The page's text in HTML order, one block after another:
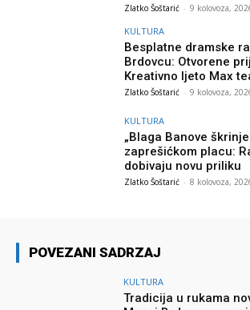
Zlatko Šoštarić - 9 kolovoza,
KULTURA
Besplatne dramske
Brdovcu: Otvorene
Kreativno ljeto Max
Zlatko Šoštarić - 9 kolovoza,
KULTURA
„Blaga Banove
zaprešićkom placu:
dobivaju novu priliku
Zlatko Šoštarić - 8 kolovoza,
POVEZANI SADRZAJ
KULTURA
Tradicija u rukama